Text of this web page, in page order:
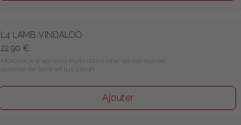
L4 LAMB VINDALOO
22.90 €
Morceaux d’agneau cuits dans une sauce épicée, pomme de
terre et jus citron
Ajouter